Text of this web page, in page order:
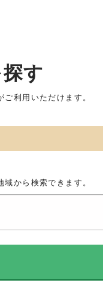
す
利用いただけます。
から検索できます。